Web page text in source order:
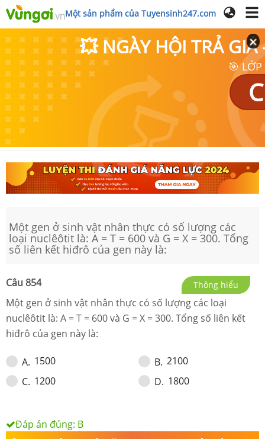
Một sản phẩm của Tuyensinh247.com
💥 NGÀY HỘI TRẢ GIÁ
🎯
Một gen ở sinh vật nhân thực có số lượng các
loại nuclêôtit là: A = T = 600 và G = X = 300. Tổng
số liên kết hiđrô của gen này là:
Câu 854 Thông hiểu
Một gen ở sinh vật nhân thực có số lượng các loại
nuclêôtit là: A = T = 600 và G = X = 300. Tổng số liên kết
hiđrô của gen này là:
A. 1500 B. 2100
C. 1200 D. 1800
Đáp án đúng: B